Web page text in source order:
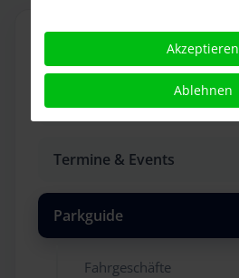
IN DIESEM BEREICH
Informationen
Termine & Events
Parkguide
Fahrgeschäfte
Akzeptieren
Ablehnen